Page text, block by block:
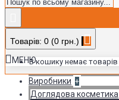
Товарів: 0 (0 грн.)
В кошику немає товарів
МЕНЮ
Виробники +
Доглядова косметика